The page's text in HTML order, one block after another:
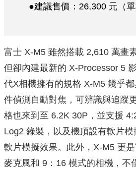
●建議售價：26,300 元（單
富士 X-M5 雖然搭載 2,610 萬畫
但卻內建最新的 X-Processor 5
代X相機擁有的規格 X-M5 幾乎
件偵測自動對焦，可辨識與追蹤
格也來到至 6.2K 30P，並支援
Log2 錄製，以及機頂設有軟片
軟片模擬效果。此外，X-M5 更
麥克風和 9：16 模式的相機，不